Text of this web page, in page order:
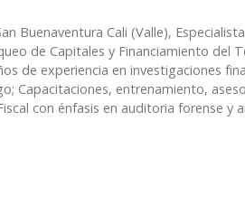
Buenaventura Cali (Valle),
de Capitales y Financiamiento del
de experiencia en investigaciones
Capacitaciones, entrenamiento,
con énfasis en auditoria forense y